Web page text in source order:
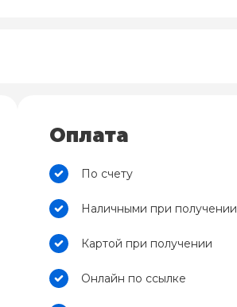
Оплата
По счету
Наличными при получении
Картой при получении
Онлайн по ссылке